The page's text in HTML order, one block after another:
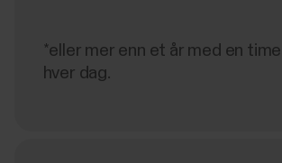
*eller mer enn et år med en
hver dag.